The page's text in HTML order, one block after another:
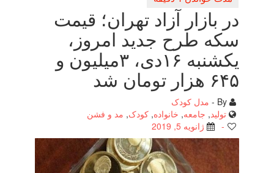
آزاد تهران؛ قیمت
طرح جدید امروز،
یكشنبه ۱۶دی، ۳میلیون و
مدل کودک
,خانواده ,کودک,مد و فشن
ژانویه 5, 2019